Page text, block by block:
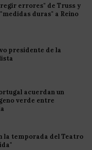
errores" de Truss y
duras" a Reino
presidente de la
acuerdan un
verde entre
la temporada del Teatro